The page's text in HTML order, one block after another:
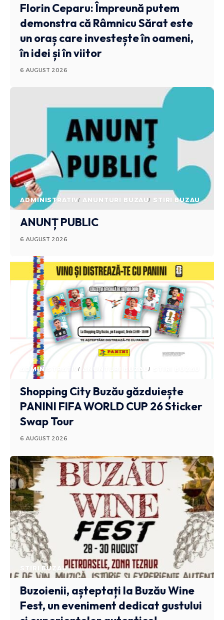
Florin Ceparu: Împreună putem
demonstra că Râmnicu Sărat este
un oraș care investește în oameni,
în idei și în viitor
6 AUGUST 2026
ADMINISTRATIV ANUNTURI BUZAU STIRI BUZAU
ANUNȚ PUBLIC
6 AUGUST 2026
ADMINISTRATIV ANUNTURI BUZAU
Shopping City Buzău găzduiește
PANINI FIFA WORLD CUP 26 Sticker
Swap Tour
6 AUGUST 2026
STIRI BUZAU
Buzoienii, așteptați la Buzău Wine
Fest, un eveniment dedicat gustului